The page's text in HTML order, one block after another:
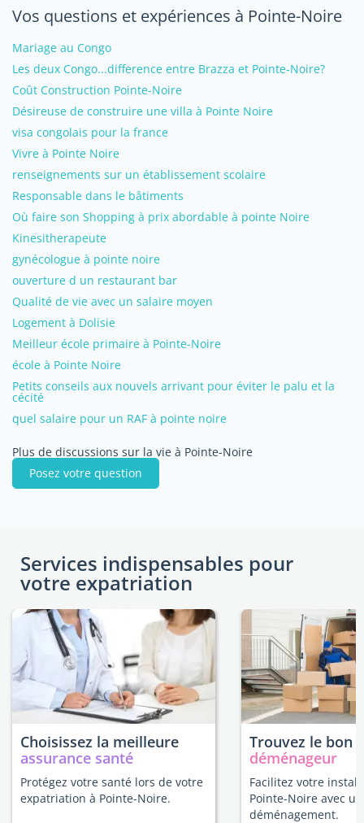
Vos questions et expériences à Pointe-Noire
Mariage au Congo
Les deux Congo...difference entre Brazza et Pointe-Noire?
Coût Construction Pointe-Noire
Désireuse de construire une villa à Pointe Noire
visa congolais pour la france
Vivre à Pointe Noire
renseignements sur un établissement scolaire
Responsable dans le bâtiments
Où faire son Shopping à prix abordable à pointe Noire
Kinesitherapeute
gynécologue à pointe noire
ouverture d un restaurant bar
Qualité de vie avec un salaire moyen
Logement à Dolisie
Meilleur école primaire à Pointe-Noire
école à Pointe Noire
Petits conseils aux nouvels arrivant pour éviter le palu et la
cécité
quel salaire pour un RAF à pointe noire
Plus de discussions sur la vie à Pointe-Noire
Posez votre question
Services indispensables pour
votre expatriation
Choisissez la meilleure
assurance santé
Protégez votre santé lors de votre
expatriation à Pointe-Noire.
Trouvez le bon
déménageur
Facilitez votre
Pointe-Noire avec
déménagement.